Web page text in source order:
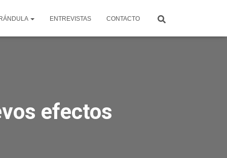
ENTREVISTAS CONTACTO
efectos